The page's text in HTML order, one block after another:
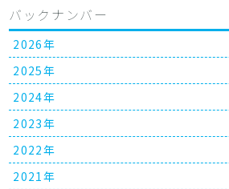
バックナンバー
2026年
2025年
2024年
2023年
2022年
2021年